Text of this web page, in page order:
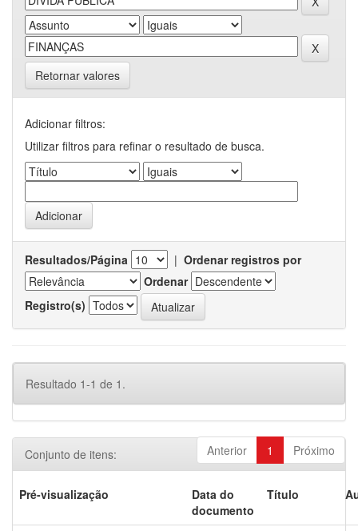
Retornar valores
Adicionar filtros:
Utilizar filtros para refinar o resultado de busca.
Resultados/Página | Ordenar registros por
Ordenar
Registro(s)
Resultado 1-1 de 1.
Anterior 1 Próximo
Conjunto de itens:
Pré-visualização
Data do
documento
Título